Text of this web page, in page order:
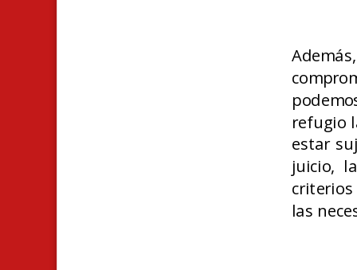
refugio
estar
juicio,
las